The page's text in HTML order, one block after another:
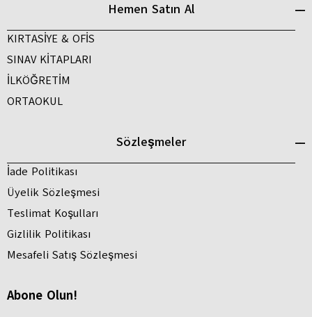
Hemen Satın Al
KIRTASİYE & OFİS
SINAV KİTAPLARI
İLKÖĞRETİM
ORTAOKUL
Sözleşmeler
İade Politikası
Üyelik Sözleşmesi
Teslimat Koşulları
Gizlilik Politikası
Mesafeli Satış Sözleşmesi
Abone Olun!